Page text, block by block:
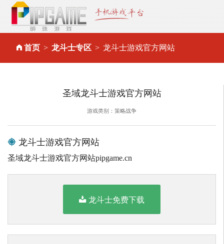
首页 龙斗士专区 龙斗士游戏官方网站
圣域龙斗士游戏官方网站
游戏类别：策略战争
龙斗士游戏官方网站
圣域龙斗士游戏官方网站pipgame.cn
龙斗士免费下载